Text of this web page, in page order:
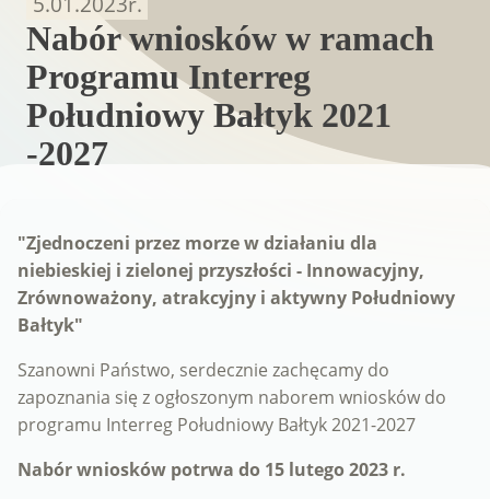
Nabór wniosków w ramach
Programu Interreg
Południowy Bałtyk 2021
-2027
"Zjednoczeni przez morze w działaniu dla
niebieskiej i zielonej przyszłości - Innowacyjny,
Zrównoważony, atrakcyjny i aktywny Południowy
Bałtyk"
Szanowni Państwo, serdecznie zachęcamy do
zapoznania się z ogłoszonym naborem wniosków do
programu Interreg Południowy Bałtyk 2021-2027
Nabór wniosków potrwa do 15 lutego 2023 r.